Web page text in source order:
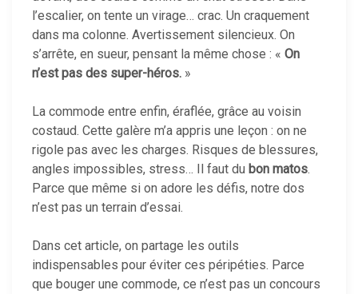
l’escalier, on tente un virage… crac. Un craquement
dans ma colonne. Avertissement silencieux. On
s’arrête, en sueur, pensant la même chose : « On
n’est pas des super-héros. »
La commode entre enfin, éraflée, grâce au voisin
costaud. Cette galère m’a appris une leçon : on ne
rigole pas avec les charges. Risques de blessures,
angles impossibles, stress… Il faut du bon matos.
Parce que même si on adore les défis, notre dos
n’est pas un terrain d’essai.
Dans cet article, on partage les outils
indispensables pour éviter ces péripéties. Parce
que bouger une commode, ce n’est pas un concours